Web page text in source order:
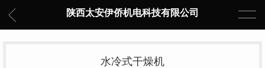
陕西太安伊侨机电科技有限公司
水冷式干燥机